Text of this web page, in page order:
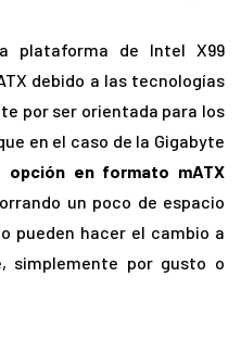
plataforma de Intel X99
debido a las tecnologías
por ser orientada para los
en el caso de la Gigabyte
opción en formato mATX
un poco de espacio
pueden hacer el cambio a
simplemente por gusto o